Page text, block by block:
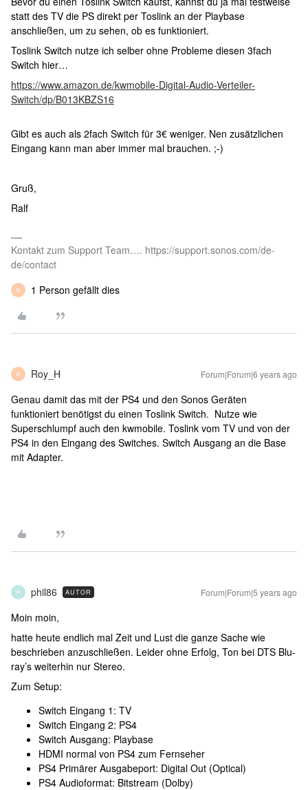
statt des TV die PS direkt per Toslink an der Playbase
anschließen, um zu sehen, ob es funktioniert.
Toslink Switch nutze ich selber ohne Probleme diesen 3fach
Switch hier…
https://www.amazon.de/kwmobile-Digital-Audio-Verteiler-
Switch/dp/B013KBZS16
Gibt es auch als 2fach Switch für 3€ weniger. Nen zusätzlichen
Eingang kann man aber immer mal brauchen. ;-)
Gruß,
Ralf
Kontakt zum Support Team…. https://support.sonos.com/de-
de/contact
R 1 Person gefällt dies
R Roy_H Forum|Forum|6 years ago
Genau damit das mit der PS4 und den Sonos Geräten
funktioniert benötigst du einen Toslink Switch. Nutze wie
Superschlumpf auch den kwmobile. Toslink vom TV und von der
PS4 in den Eingang des Switches. Switch Ausgang an die Base
mit Adapter.
P phil86 AUTOR Forum|Forum|5 years ago
Moin moin,
hatte heute endlich mal Zeit und Lust die ganze Sache wie
beschrieben anzuschließen. Leider ohne Erfolg, Ton bei DTS Blu-
ray’s weiterhin nur Stereo.
Zum Setup:
Switch Eingang 1: TV
Switch Eingang 2: PS4
Switch Ausgang: Playbase
HDMI normal von PS4 zum Fernseher
PS4 Primärer Ausgabeport: Digital Out (Optical)
PS4 Audioformat: Bitstream (Dolby)